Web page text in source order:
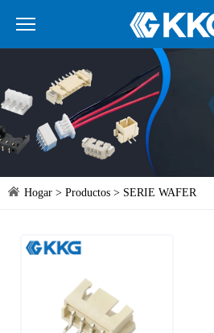
Hogar > Productos > SERIE WAFER